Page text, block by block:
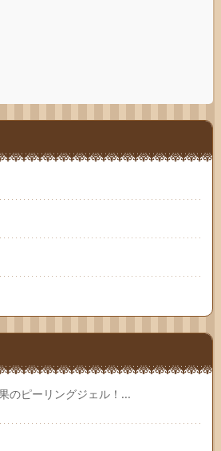
のピーリングジェル！...